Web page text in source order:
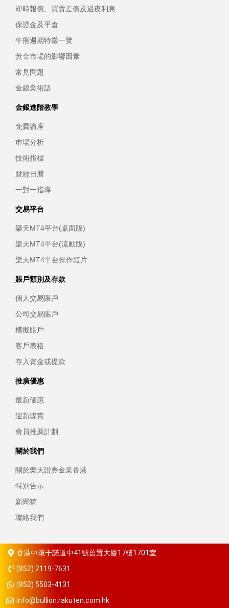
即時報價、買賣差價及過夜利息
保證金及平倉
牛熊週期特徵一覽
黃金市場的影響因素
常見問題
金銀業術語
金銀進階教學
免費講座
巿場分析
技術指標
財經日曆
一對一指導
交易平台
樂天MT4平台(桌面版)
樂天MT4平台(流動版)
樂天MT4平台操作短片
賬戶類別及存款
個人交易賬戶
公司交易賬戶
模擬賬戶
客戶表格
存入資金或提款
推廣優惠
最新優惠
迎新獎賞
會員推薦計劃
關於我們
關於樂天證券金業香港
特別告示
新聞稿
聯絡我們
香港中環干諾道中41號盈置大廈17樓1701室
(852) 2119-7631
(852) 5503-4131
info@bullion.rakuten.com.hk